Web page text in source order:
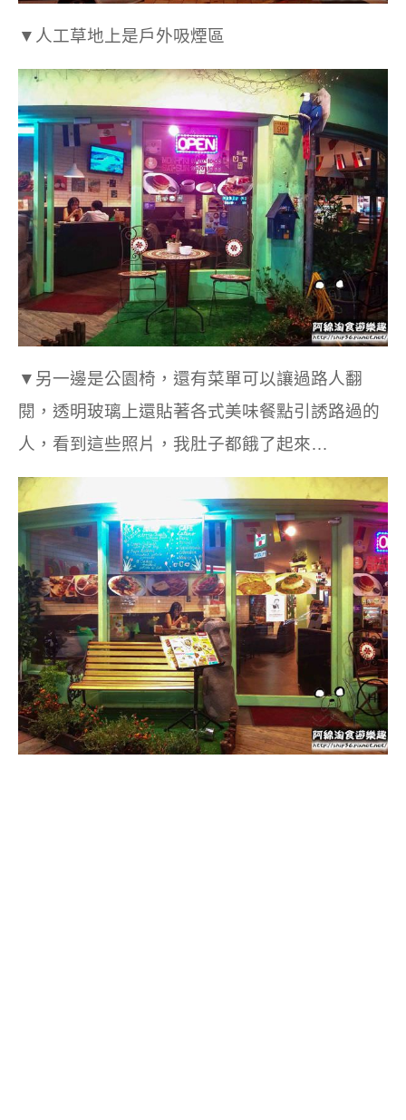
▼人工草地上是戶外吸煙區
▼另一邊是公園椅，還有菜單可以讓過路人翻
閱， 透明玻璃上還貼著各式美味餐點引誘路過的
人，看到這些照片，我肚子都餓了起來…